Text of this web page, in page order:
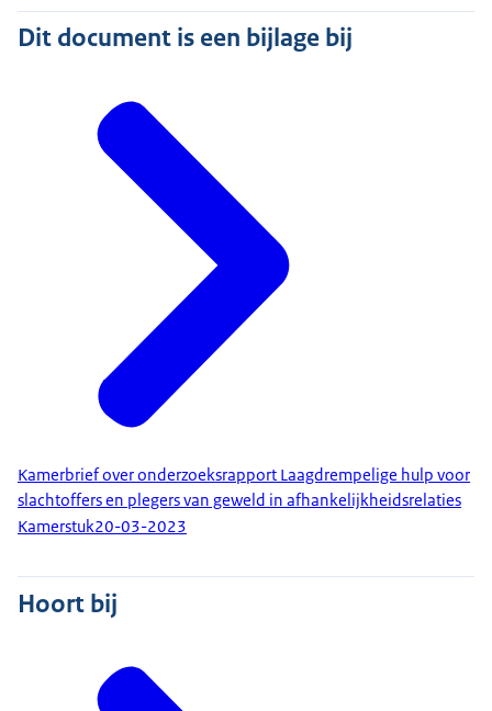
Dit document is een bijlage bij
Kamerbrief over onderzoeksrapport Laagdrempelige hulp voor
slachtoffers en plegers van geweld in afhankelijkheidsrelaties
Kamerstuk20-03-2023
Hoort bij